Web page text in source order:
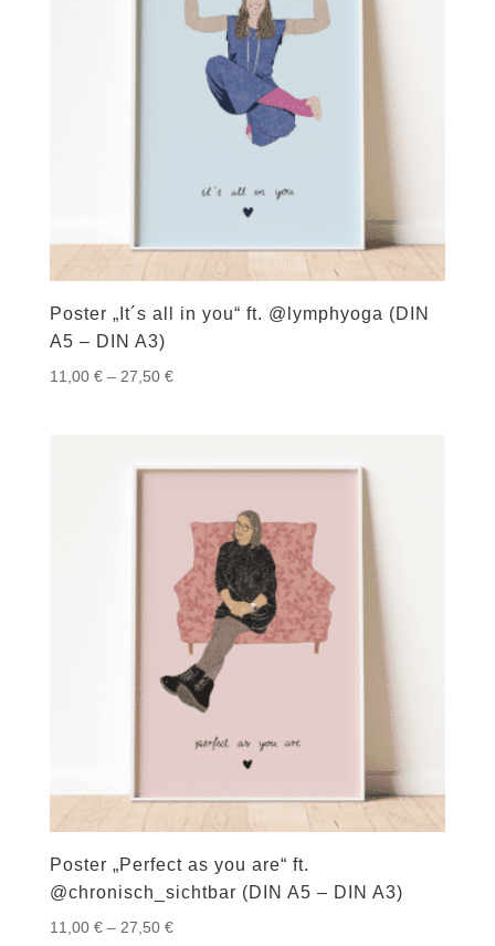
Poster „It´s all in you“ ft. @lymphyoga (DIN
A5 – DIN A3)
11,00 € – 27,50 €Preisspanne:
Poster „Perfect as you are“ ft.
@chronisch_sichtbar (DIN A5 – DIN A3)
11,00 € – 27,50 €Preisspanne: